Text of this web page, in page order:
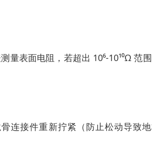
量表面电阻，若超出 10⁶-10¹⁰Ω 范
连接件重新拧紧（防止松动导致